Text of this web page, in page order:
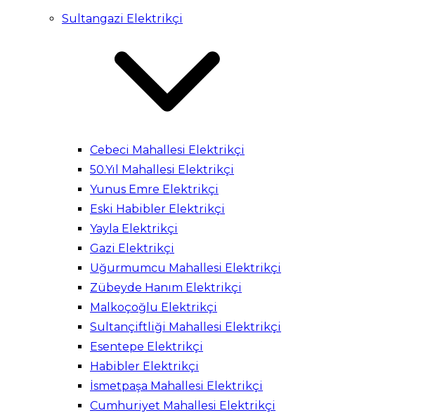
Sultangazi Elektrikçi
Cebeci Mahallesi Elektrikçi
50.Yıl Mahallesi Elektrikçi
Yunus Emre Elektrikçi
Eski Habibler Elektrikçi
Yayla Elektrikçi
Gazi Elektrikçi
Uğurmumcu Mahallesi Elektrikçi
Zübeyde Hanım Elektrikçi
Malkoçoğlu Elektrikçi
Sultançiftliği Mahallesi Elektrikçi
Esentepe Elektrikçi
Habibler Elektrikçi
İsmetpaşa Mahallesi Elektrikçi
Cumhuriyet Mahallesi Elektrikçi